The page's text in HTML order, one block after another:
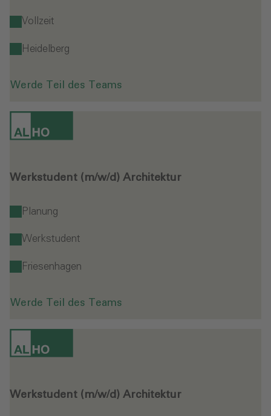
Vollzeit
Heidelberg
Werde Teil des Teams
Werkstudent (m/w/d) Architektur
Planung
Werkstudent
Friesenhagen
Werde Teil des Teams
Werkstudent (m/w/d) Architektur